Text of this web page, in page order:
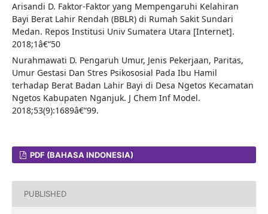
Arisandi D. Faktor-Faktor yang Mempengaruhi Kelahiran
Bayi Berat Lahir Rendah (BBLR) di Rumah Sakit Sundari
Medan. Repos Institusi Univ Sumatera Utara [Internet].
2018;1â€“50
Nurahmawati D. Pengaruh Umur, Jenis Pekerjaan, Paritas,
Umur Gestasi Dan Stres Psikososial Pada Ibu Hamil
terhadap Berat Badan Lahir Bayi di Desa Ngetos Kecamatan
Ngetos Kabupaten Nganjuk. J Chem Inf Model.
2018;53(9):1689â€“99.
PDF (BAHASA INDONESIA)
PUBLISHED